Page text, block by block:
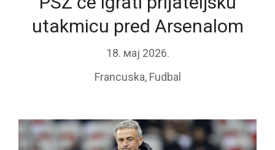
utakmicu pred Arsenalom
18. мај 2026.
Francuska, Fudbal